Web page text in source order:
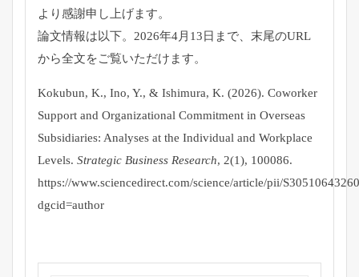
より感謝申し上げます。
論文情報は以下。2026年4月13日まで、末尾のURL
から全文をご覧いただけます。
Kokubun, K., Ino, Y., & Ishimura, K. (2026). Coworker
Support and Organizational Commitment in Overseas
Subsidiaries: Analyses at the Individual and Workplace
Levels. Strategic Business Research, 2(1), 100086.
https://www.sciencedirect.com/science/article/pii/
dgcid=author